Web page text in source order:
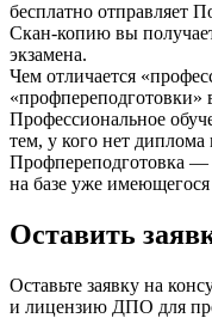
бесплатно отправляет
Скан-копию вы
экзамена.
Чем отличается
Профессиональное
тем, у кого нет диплома
Профпереподготовка —
на базе уже
Оставить
Оставьте заявку на
и лицензию ДПО для